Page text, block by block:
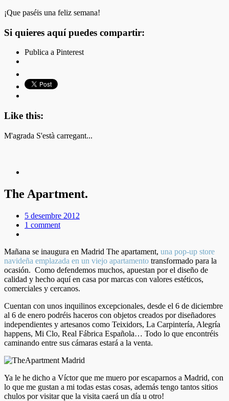
¡Que paséis una feliz semana!
Si quieres aquí puedes compartir:
Publica a Pinterest
Like this:
M'agrada S'està carregant...
The Apartment.
5 desembre 2012
1 comment
Mañana se inaugura en Madrid The apartament, una pop-up store
navideña emplazada en un viejo apartamento transformado para la
ocasión. Como defendemos muchos, apuestan por el diseño de
calidad y hecho aquí en casa por marcas con valores estéticos,
comerciales y cercanos.
Cuentan con unos inquilinos excepcionales, desde el 6 de diciembre
al 6 de enero podréis haceros con objetos creados por diseñadores
independientes y artesanos como Teixidors, La Carpintería, Alegría
happens, Mi Clo, Real Fábrica Española… Todo lo que encontréis
caminando entre sus cámaras estará a la venta.
Ya le he dicho a Víctor que me muero por escaparnos a Madrid, con
lo que me gustan a mi todas estas cosas, además tengo tantos sitios
chulos por visitar que la visita caerá un día u otro!